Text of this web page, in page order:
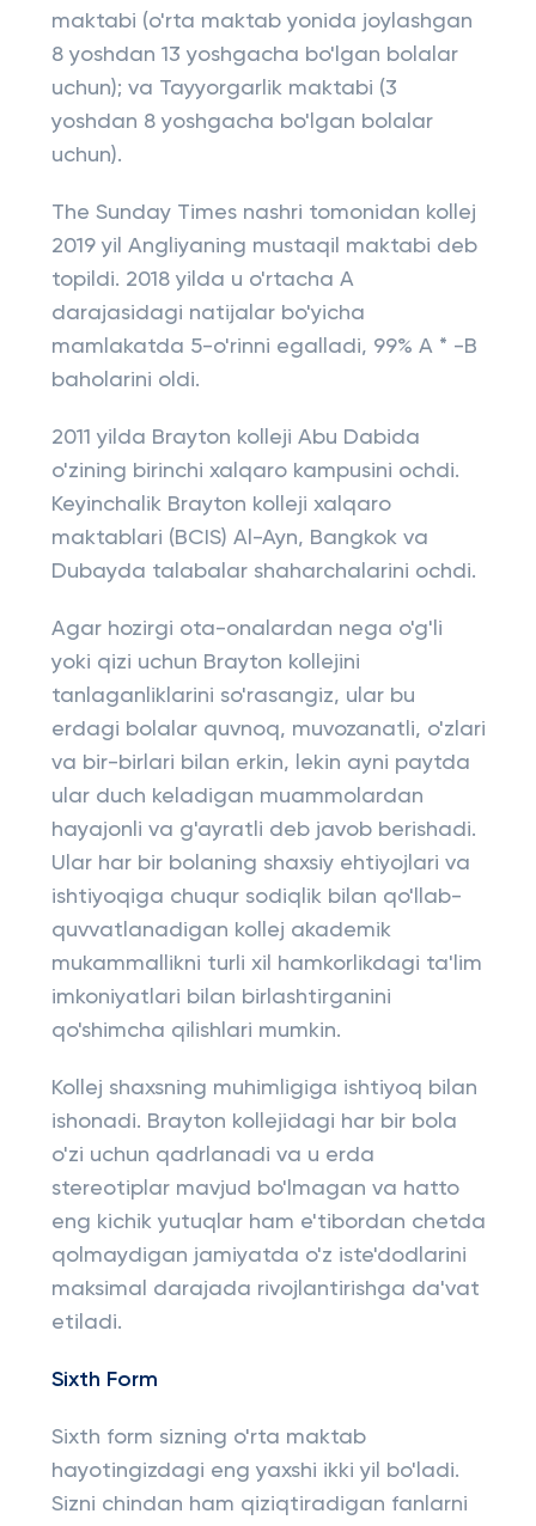
maktabi (o'rta maktab yonida joylashgan
8 yoshdan 13 yoshgacha bo'lgan bolalar
uchun); va Tayyorgarlik maktabi (3
yoshdan 8 yoshgacha bo'lgan bolalar
uchun).
The Sunday Times nashri tomonidan kollej
2019 yil Angliyaning mustaqil maktabi deb
topildi. 2018 yilda u o'rtacha A
darajasidagi natijalar bo'yicha
mamlakatda 5-o'rinni egalladi, 99% A * -B
baholarini oldi.
2011 yilda Brayton kolleji Abu Dabida
o'zining birinchi xalqaro kampusini ochdi.
Keyinchalik Brayton kolleji xalqaro
maktablari (BCIS) Al-Ayn, Bangkok va
Dubayda talabalar shaharchalarini ochdi.
Agar hozirgi ota-onalardan nega o'g'li
yoki qizi uchun Brayton kollejini
tanlaganliklarini so'rasangiz, ular bu
erdagi bolalar quvnoq, muvozanatli, o'zlari
va bir-birlari bilan erkin, lekin ayni paytda
ular duch keladigan muammolardan
hayajonli va g'ayratli deb javob berishadi.
Ular har bir bolaning shaxsiy ehtiyojlari va
ishtiyoqiga chuqur sodiqlik bilan qo'llab-
quvvatlanadigan kollej akademik
mukammallikni turli xil hamkorlikdagi ta'lim
imkoniyatlari bilan birlashtirganini
qo'shimcha qilishlari mumkin.
Kollej shaxsning muhimligiga ishtiyoq bilan
ishonadi. Brayton kollejidagi har bir bola
o'zi uchun qadrlanadi va u erda
stereotiplar mavjud bo'lmagan va hatto
eng kichik yutuqlar ham e'tibordan chetda
qolmaydigan jamiyatda o'z iste'dodlarini
maksimal darajada rivojlantirishga da'vat
etiladi.
Sixth Form
Sixth form sizning o'rta maktab
hayotingizdagi eng yaxshi ikki yil bo'ladi.
Sizni chindan ham qiziqtiradigan fanlarni